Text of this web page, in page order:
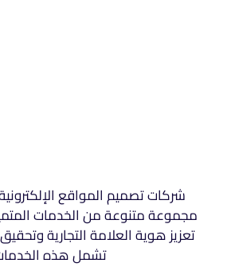
شركات تصميم المواقع
مجموعة متنوعة من الخدمات
تعزيز هوية العلامة التجارية
تشمل هذه